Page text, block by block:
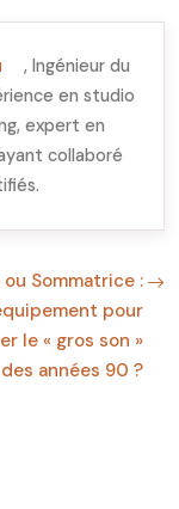
, Ingénieur du
en studio
expert en
collaboré
ou Sommatrice :
pour
le « gros son »
des années 90 ?